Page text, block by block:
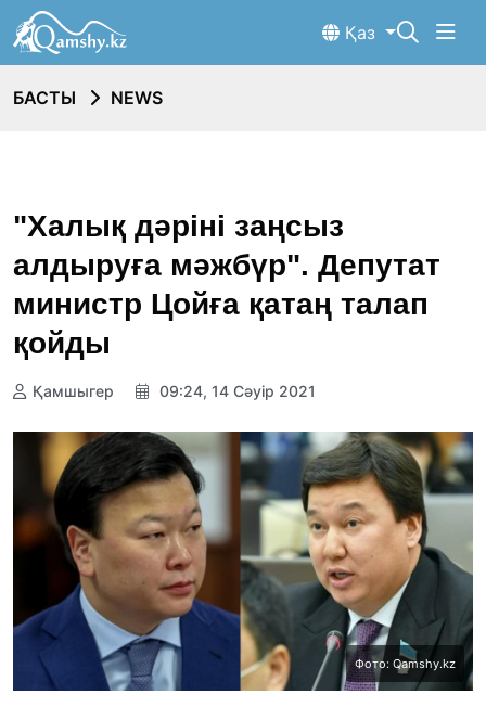
Қаз
БАСТЫ NEWS
"Халық дәріні заңсыз
алдыруға мәжбүр". Депутат
министр Цойға қатаң талап
қойды
Қамшыгер 09:24, 14 Сәуір 2021
Фото: Qamshy.kz